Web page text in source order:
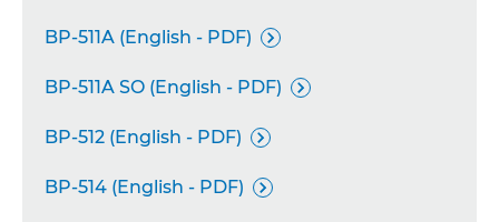
BP-511A (English - PDF) 
BP-511A SO (English - PDF) 
BP-512 (English - PDF) 
BP-514 (English - PDF) 